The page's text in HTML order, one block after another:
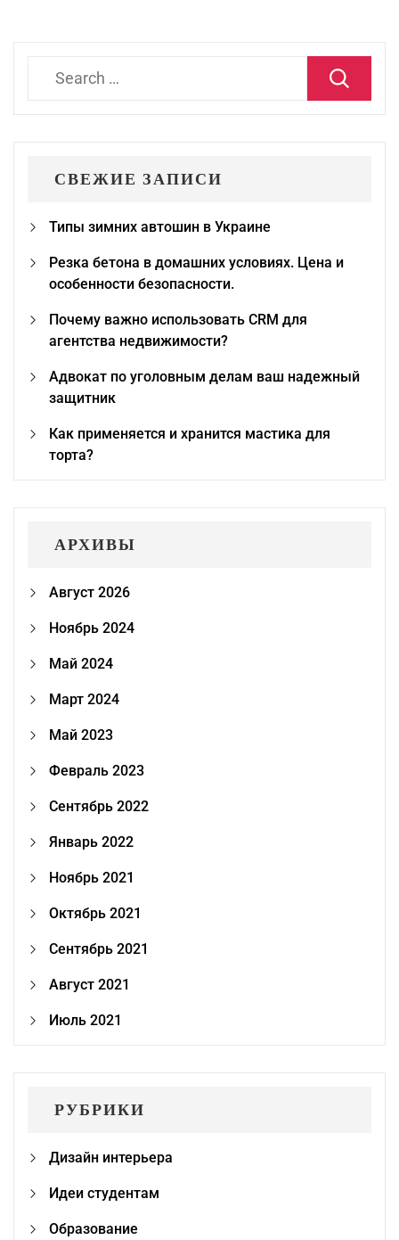
СВЕЖИЕ ЗАПИСИ
Типы зимних автошин в Украине
Резка бетона в домашних условиях. Цена и
особенности безопасности.
Почему важно использовать CRM для
агентства недвижимости?
Адвокат по уголовным делам ваш надежный
защитник
Как применяется и хранится мастика для
торта?
АРХИВЫ
Август 2026
Ноябрь 2024
Май 2024
Март 2024
Май 2023
Февраль 2023
Сентябрь 2022
Январь 2022
Ноябрь 2021
Октябрь 2021
Сентябрь 2021
Август 2021
Июль 2021
РУБРИКИ
Дизайн интерьера
Идеи студентам
Образование